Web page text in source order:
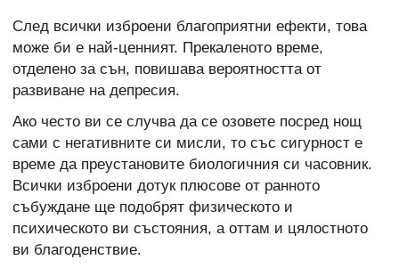
След всички изброени благоприятни ефекти, това
може би е най-ценният. Прекаленото време,
отделено за сън, повишава вероятността от
развиване на депресия.
Ако често ви се случва да се озовете посред нощ
сами с негативните си мисли, то със сигурност е
време да преустановите биологичния си часовник.
Всички изброени дотук плюсове от ранното
събуждане ще подобрят физическото и
психическото ви състояния, а оттам и цялостното
ви благоденствие.